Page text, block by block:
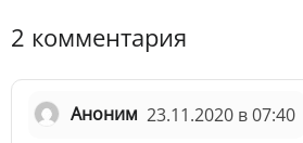
2 комментария
Аноним 23.11.2020 в 07:40